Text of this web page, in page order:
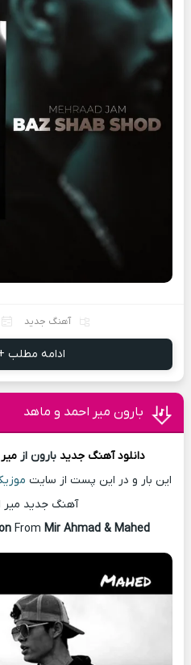
آهنگ جدید
ادامه مطلب +
بارون میر احمد و ماهد
دانلود آهنگ جدید بارون از
این بار و در این پست از سایت
آهنگ جدید میر
From Mir Ahmad & Mahed